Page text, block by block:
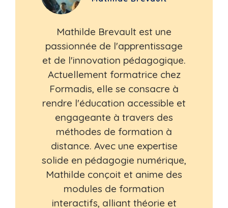
Mathilde Brevault est une
passionnée de l'apprentissage
et de l'innovation pédagogique.
Actuellement formatrice chez
Formadis, elle se consacre à
rendre l'éducation accessible et
engageante à travers des
méthodes de formation à
distance. Avec une expertise
solide en pédagogie numérique,
Mathilde conçoit et anime des
modules de formation
interactifs, alliant théorie et